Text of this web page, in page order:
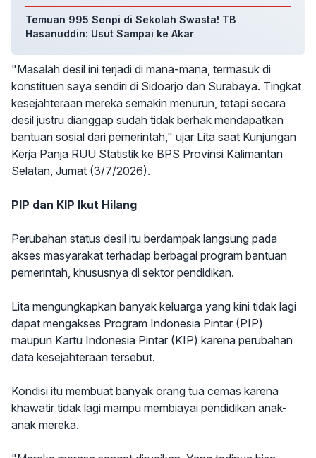
Temuan 995 Senpi di Sekolah Swasta! TB
Hasanuddin: Usut Sampai ke Akar
"Masalah desil ini terjadi di mana-mana, termasuk di
konstituen saya sendiri di Sidoarjo dan Surabaya. Tingkat
kesejahteraan mereka semakin menurun, tetapi secara
desil justru dianggap sudah tidak berhak mendapatkan
bantuan sosial dari pemerintah," ujar Lita saat Kunjungan
Kerja Panja RUU Statistik ke BPS Provinsi Kalimantan
Selatan, Jumat (3/7/2026).
PIP dan KIP Ikut Hilang
Perubahan status desil itu berdampak langsung pada
akses masyarakat terhadap berbagai program bantuan
pemerintah, khususnya di sektor pendidikan.
Lita mengungkapkan banyak keluarga yang kini tidak lagi
dapat mengakses Program Indonesia Pintar (PIP)
maupun Kartu Indonesia Pintar (KIP) karena perubahan
data kesejahteraan tersebut.
Kondisi itu membuat banyak orang tua cemas karena
khawatir tidak lagi mampu membiayai pendidikan anak-
anak mereka.